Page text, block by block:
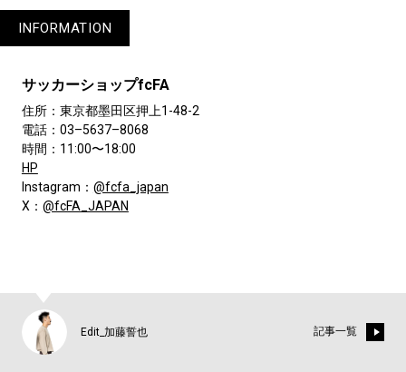
INFORMATION
サッカーショップfcFA
住所：東京都墨田区押上1-48-2
電話：03–5637–8068
時間：11:00〜18:00
HP
Instagram： @fcfa_japan
X： @fcFA_JAPAN
Edit_加藤誓也 記事一覧